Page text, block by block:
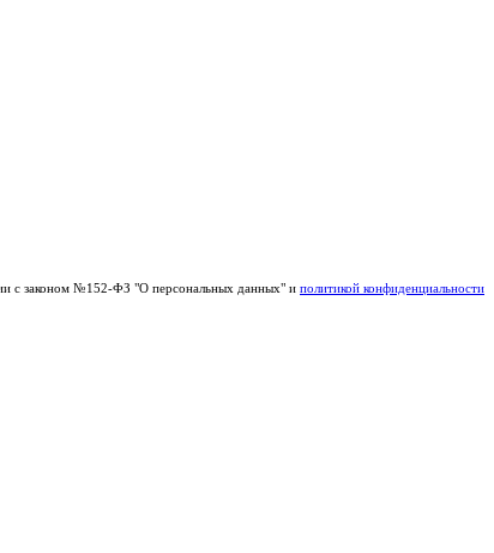
с законом №152-ФЗ "О персональных данных" и политикой конфиденциальности